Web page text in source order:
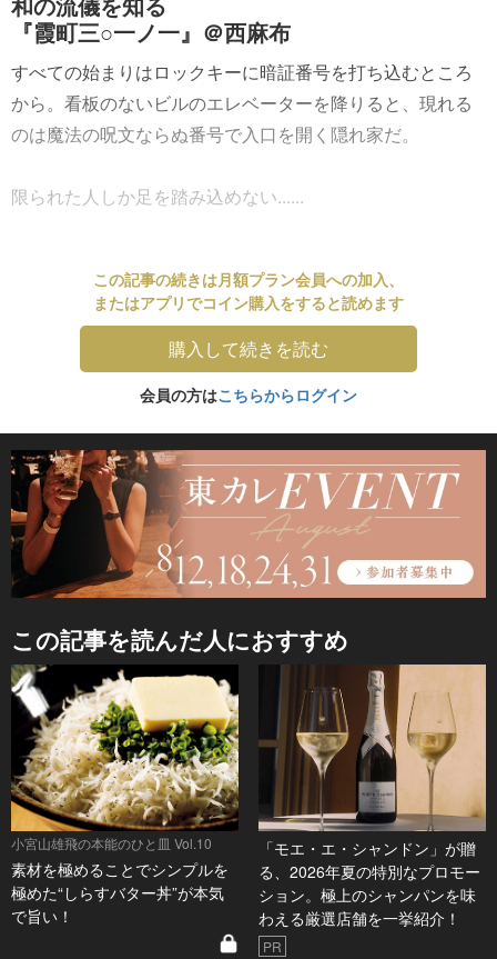
『霞町三○一ノ一』＠西麻布
すべての始まりはロックキーに暗証番号を打ち込むところ
から。看板のないビルのエレベーターを降りると、現れる
のは魔法の呪文ならぬ番号で入口を開く隠れ家だ。
限られた人しか足を踏み込めない......
この記事の続きは月額プラン会員への加入、
またはアプリでコイン購入をすると読めます
購入して続きを読む
会員の方はこちらからログイン
この記事を読んだ人におすすめ
小宮山雄飛の本能のひと皿 Vol.10
素材を極めることでシンプルを
極めた“しらすバター丼”が本気
で旨い！
「モエ・エ・シャンドン」が贈
る、2026年夏の特別なプロモー
ション。極上のシャンパンを味
わえる厳選店舗を一挙紹介！
PR